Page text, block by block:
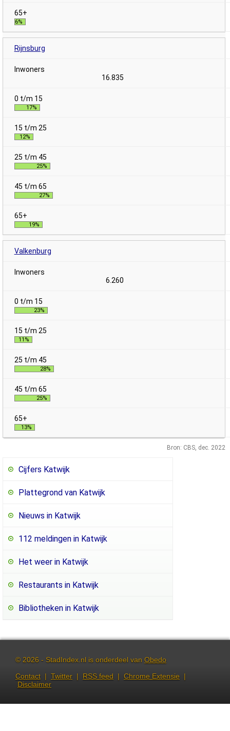
6%
Rijnsburg
16.835
17%
12%
25%
27%
19%
Valkenburg
6.260
23%
11%
28%
25%
13%
Bron: CBS, dec. 2022
Cijfers Katwijk
Plattegrond van Katwijk
Nieuws in Katwijk
112 meldingen in Katwijk
Het weer in Katwijk
Restaurants in Katwijk
Bibliotheken in Katwijk
© 2026 - StadIndex.nl is onderdeel van Obedo
Contact | Twitter | RSS feed | Chrome Extensie |
Disclaimer